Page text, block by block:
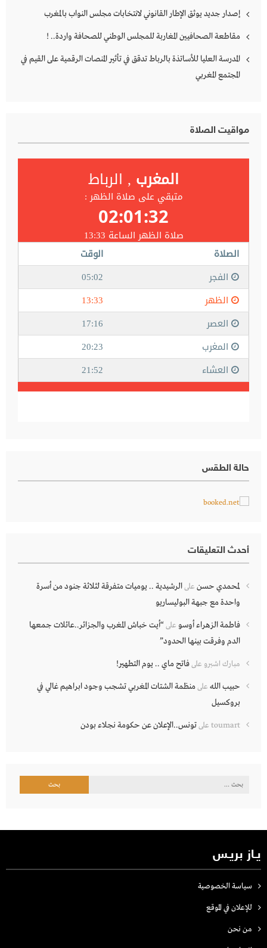
إصدار جديد يوثق الإطار القانوني لانتخابات مجلس النواب بالمغرب
مقاطعة الصحافيين المغاربة للمجلس الوطني للصحافة واردة.. !
المدرسة العليا للأساتذة بالرباط تدقق في تأثير المنصات الرقمية على القيم في
المجتمع المغربي
مواقيت الصلاة
حالة الطقس
أحدث التعليقات
لمحمدي حسن علىالرشيدية .. يوميات متفرقة لثلاثة جنود من أسرة
واحدة مع جبهة البوليساريو
فاطمة الزهراء أوسو على“أيت خباش المغرب والجزائر..عائلات جمعها
الدم وفرقت بينها الحدود”
مبارك اشبرو علىفاتح ماي .. يوم التطهير!
حبيب الله علىمنظمة الشتات المغربي تشجب وجود ابراهيم غالي في
بروكسيل
toumart علىتونس..الإعلان عن حكومة نجلاء بودن
البحث
يـاز بريـس
سياسة الخصوصية
للإعلان في الموقع
من نحن